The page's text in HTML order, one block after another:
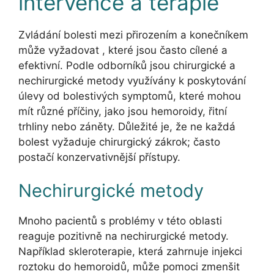
Zvládání bolesti mezi přirozením a konečníkem
může vyžadovat , které jsou často cílené a
efektivní. Podle odborníků jsou chirurgické a
nechirurgické metody využívány k poskytování
úlevy od bolestivých symptomů, které mohou
mít různé příčiny, jako jsou hemoroidy, řitní
trhliny nebo záněty. Důležité je, že ne každá
bolest vyžaduje chirurgický zákrok; často
postačí konzervativnější přístupy.
Nechirurgické metody
Mnoho pacientů s problémy v této oblasti
reaguje pozitivně na nechirurgické metody.
Například skleroterapie, která zahrnuje injekci
roztoku do hemoroidů, může pomoci zmenšit